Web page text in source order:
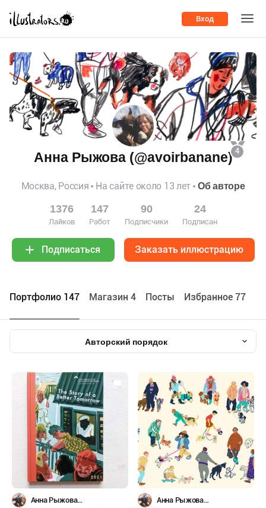
Вход
4
Анна Рыжова (@avoirbanane)
Москва, Россия На сайте около 13 лет Об авторе
1376
Лайков
147
Работ
90
Подписчики
24
Подписан
Подписаться Заказать иллюстрацию
Портфолио 147 Maгазин 4 Посты Избранное 77
Авторский порядок
Анна Рыжова
Анна Рыжова